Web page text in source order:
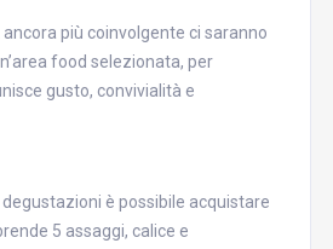
più coinvolgente ci saranno
food selezionata, per
gusto, convivialità e
è possibile acquistare
5 assaggi, calice e